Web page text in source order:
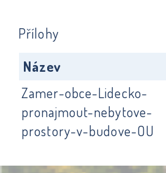
Přílohy
Název
Zamer-obce-Lidecko-
pronajmout-nebytove-
prostory-v-budove-OU